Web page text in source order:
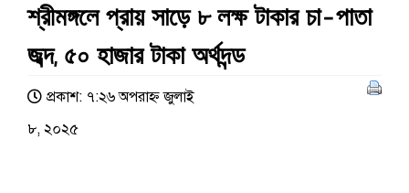
শ্রীমঙ্গলে প্রায় সাড়ে ৮ লক্ষ টাকার চা-পাতা
জব্দ, ৫০ হাজার টাকা অর্থদন্ড
প্রকাশ: ৭:২৬ অপরাহ্ণ জুলাই
৮, ২০২৫